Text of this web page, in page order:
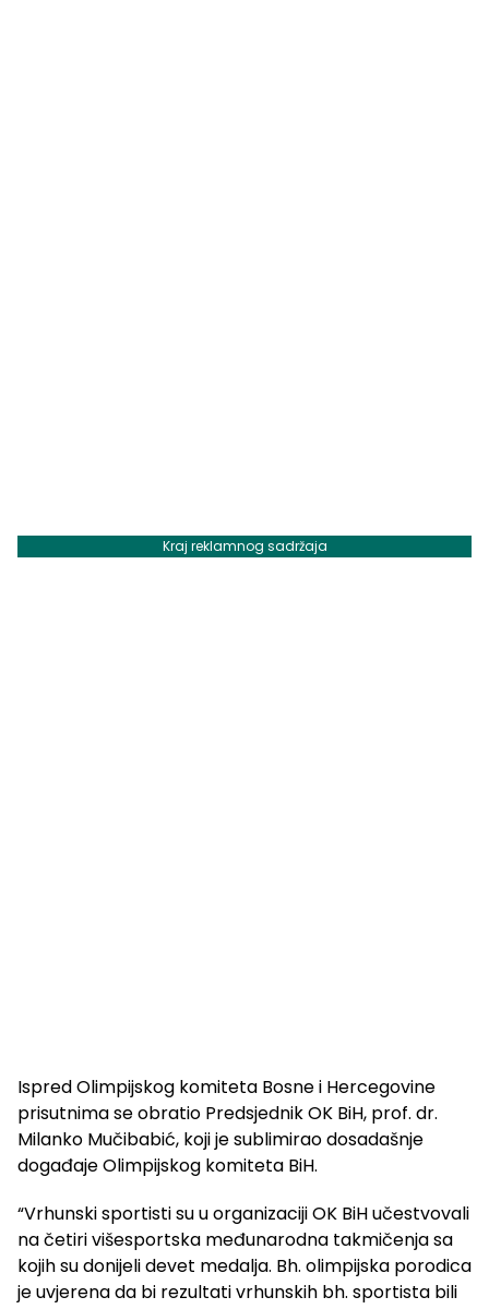
Kraj reklamnog sadržaja
Ispred Olimpijskog komiteta Bosne i Hercegovine
prisutnima se obratio Predsjednik OK BiH, prof. dr.
Milanko Mučibabić, koji je sublimirao dosadašnje
događaje Olimpijskog komiteta BiH.
“Vrhunski sportisti su u organizaciji OK BiH učestvovali
na četiri višesportska međunarodna takmičenja sa
kojih su donijeli devet medalja. Bh. olimpijska porodica
je uvjerena da bi rezultati vrhunskih bh. sportista bili